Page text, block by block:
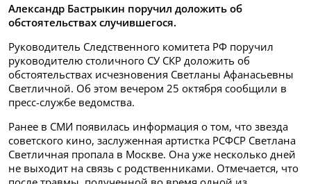
Александр Бастрыкин поручил доложить об
обстоятельствах случившегося.
Руководитель Следственного комитета РФ поручил
руководителю столичного СУ СКР доложить об
обстоятельствах исчезновения Светланы Афанасьевны
Светличной. Об этом вечером 25 октября сообщили в
пресс-службе ведомства.
Ранее в СМИ появилась информация о том, что звезда
советского кино, заслуженная артистка РСФСР Светлана
Светличная пропала в Москве. Она уже несколько дней
не выходит на связь с родственниками. Отмечается, что